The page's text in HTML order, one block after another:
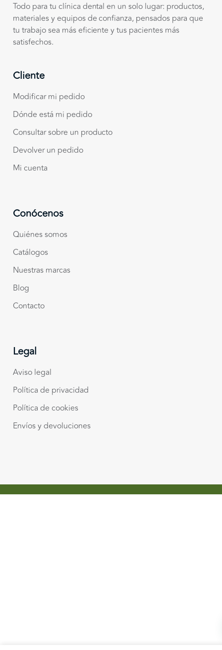
Todo para tu clínica dental en un solo lugar: productos,
materiales y equipos de confianza, pensados para que
tu trabajo sea más eficiente y tus pacientes más
satisfechos.
Cliente
Modificar mi pedido
Dónde está mi pedido
Consultar sobre un producto
Devolver un pedido
Mi cuenta
Conócenos
Quiénes somos
Catálogos
Nuestras marcas
Blog
Contacto
Legal
Aviso legal
Política de privacidad
Política de cookies
Envíos y devoluciones